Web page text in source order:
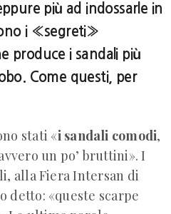
più ad indossarle in
i «segreti»
produce i sandali più
Come questi, per
stati «i sandali comodi,
un po’ bruttini». I
alla Fiera Intersan di
detto: «queste scarpe